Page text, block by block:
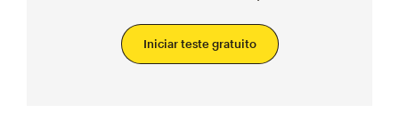
Iniciar teste gratuito